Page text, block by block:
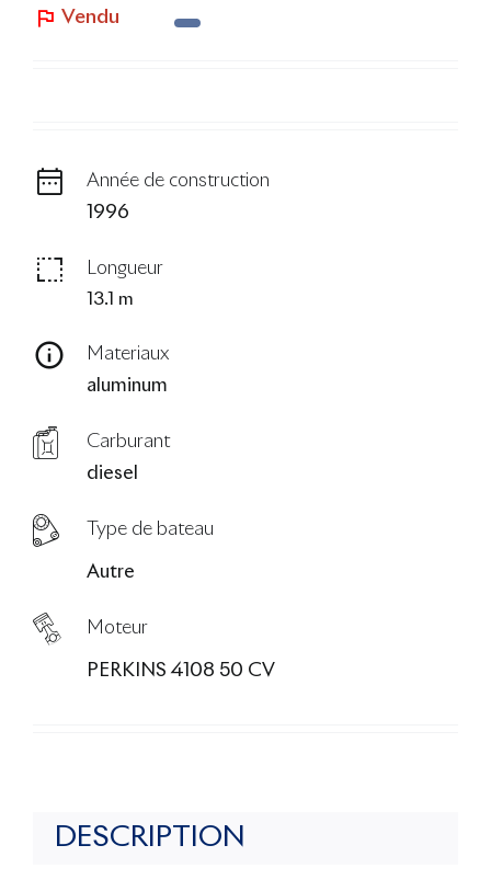
Vendu
Année de construction
1996
Longueur
13.1 m
Materiaux
aluminum
Carburant
diesel
Type de bateau
Autre
Moteur
PERKINS 4108 50 CV
DESCRIPTION